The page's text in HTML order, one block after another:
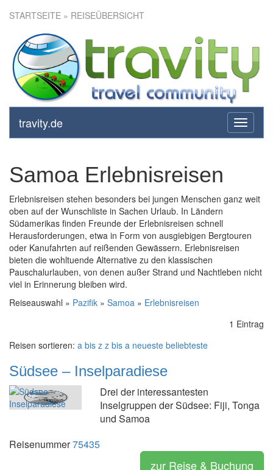
STARTSEITE » REISEÜBERSICHT
toggle
travity.de
Samoa Erlebnisreisen
Erlebnisreisen stehen besonders bei jungen Menschen ganz weit
oben auf der Wunschliste in Sachen Urlaub. In Ländern
Südamerikas finden Freunde der Erlebnisreisen schnell
Herausforderungen, etwa in Form von ausgiebigen Bergtouren
oder Kanufahrten auf reißenden Gewässern. Erlebnisreisen
bieten die wohltuende Alternative zu den klassischen
Pauschalurlauben, von denen außer Strand und Nachtleben nicht
viel in Erinnerung bleiben wird.
Reiseauswahl » Pazifik » Samoa » Erlebnisreisen
1 Eintrag
Reisen sortieren: a bis z z bis a neueste beliebteste
Südsee – Inselparadiese
Drei der interessantesten
Inselgruppen der Südsee: Fiji, Tonga
und Samoa
Reisenummer75435
zur Reise & Buchung